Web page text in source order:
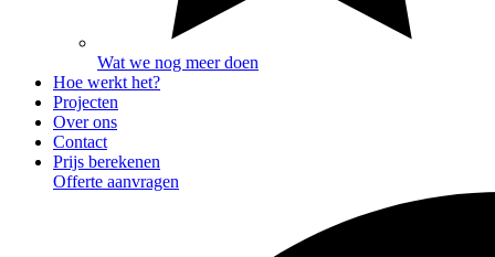
Wat we nog meer doen
Hoe werkt het?
Projecten
Over ons
Contact
Prijs berekenen
Offerte aanvragen